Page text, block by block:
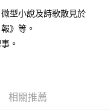
型小說及詩歌散見於
》等。
。
相關推薦